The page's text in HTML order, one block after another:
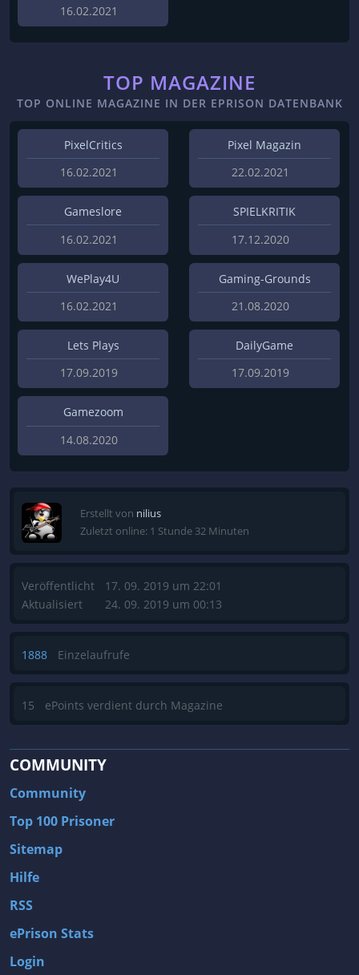
16.02.2021
TOP MAGAZINE
TOP ONLINE MAGAZINE IN DER EPRISON DATENBANK
PixelCritics
16.02.2021
Pixel Magazin
22.02.2021
Gameslore
16.02.2021
SPIELKRITIK
17.12.2020
WePlay4U
16.02.2021
Gaming-Grounds
21.08.2020
Lets Plays
17.09.2019
DailyGame
17.09.2019
Gamezoom
14.08.2020
Erstellt von nilius
Zuletzt online: 1 Stunde 32 Minuten
Veröffentlicht
Aktualisiert
17. 09. 2019 um 22:01
24. 09. 2019 um 00:13
1888 Einzelaufrufe
15 ePoints verdient durch Magazine
COMMUNITY
Community
Top 100 Prisoner
Sitemap
Hilfe
RSS
ePrison Stats
Login